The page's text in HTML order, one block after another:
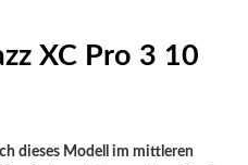
XC Pro 3 10
dieses Modell im mittleren